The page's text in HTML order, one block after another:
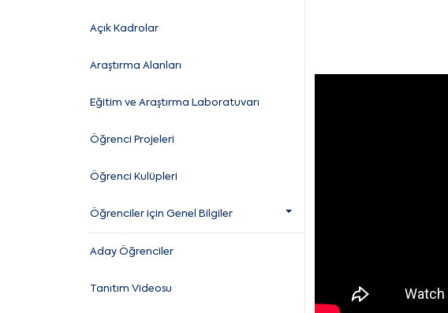
Açık Kadrolar
Araştırma Alanları
Eğitim ve Araştırma Laboratuvarı
Öğrenci Projeleri
Öğrenci Kulüpleri
Öğrenciler için Genel Bilgiler
Aday Öğrenciler
Tanıtım Videosu